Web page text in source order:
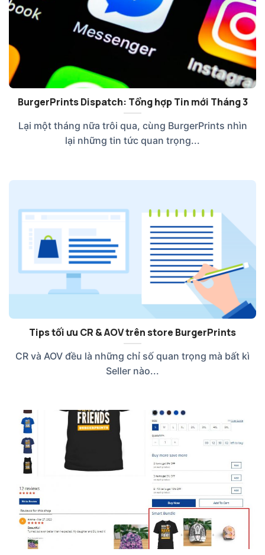
BurgerPrints Dispatch: Tổng hợp Tin mới Tháng 3
Lại một tháng nữa trôi qua, cùng BurgerPrints nhìn
lại những tin tức quan trọng...
Tips tối ưu CR & AOV trên store BurgerPrints
CR và AOV đều là những chỉ số quan trọng mà bất kì
Seller nào...